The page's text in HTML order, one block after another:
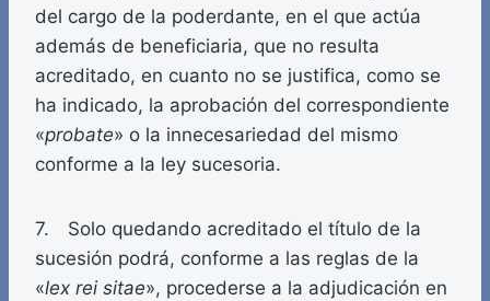
del cargo de la poderdante, en el que actúa
además de beneficiaria, que no resulta
acreditado, en cuanto no se justifica, como se
ha indicado, la aprobación del correspondiente
«probate» o la innecesariedad del mismo
conforme a la ley sucesoria.
7. Solo quedando acreditado el título de la
sucesión podrá, conforme a las reglas de la
«lex rei sitae», procederse a la adjudicación en